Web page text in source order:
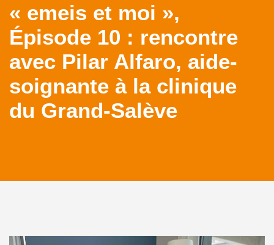
« emeis et moi »,
Épisode 10 : rencontre
avec Pilar Alfaro, aide-
soignante à la clinique
du Grand-Salève